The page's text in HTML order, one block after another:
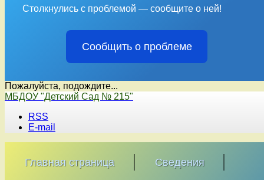
Столкнулись с проблемой — сообщите о ней!
Сообщить о проблеме
Пожалуйста, подождите...
Перейти
содержимому
МБДОУ "Детский Сад № 215"
RSS
E-mail
Главная страница Сведения